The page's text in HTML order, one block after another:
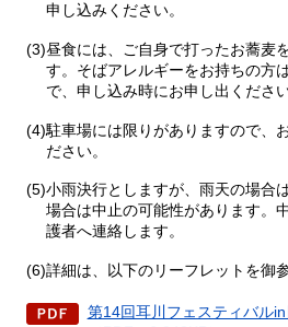
申し込みください。
(3)昼食には、ご自身で打ったお蕎麦
す。そばアレルギーをお持ちの方
で、申し込み時にお申し出ください
(4)駐車場には限りがありますので、
ださい。
(5)小雨決行としますが、雨天の場合
場合は中止の可能性があります。
護者へ連絡します。
(6)詳細は、以下のリーフレットを御
第14回耳川フェスティバル